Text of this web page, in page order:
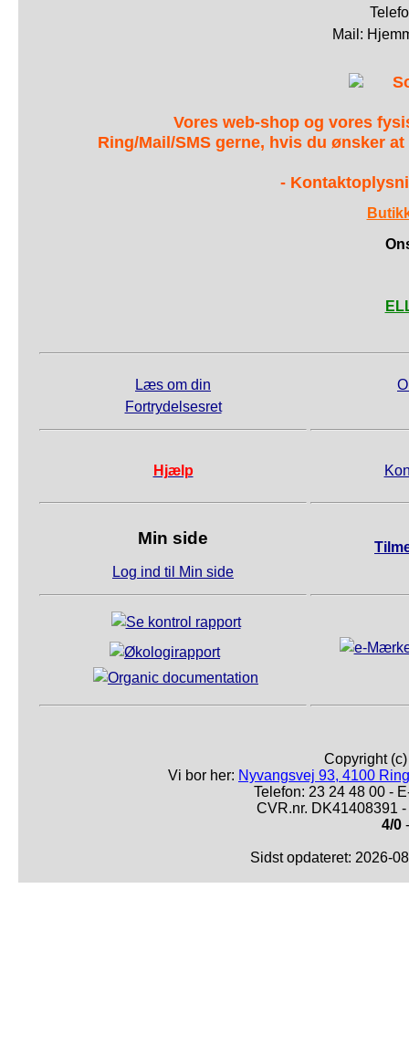
Mail:
Vores web-shop og vores
Ring/Mail/SMS gerne, hvis du ønsker
-
Læs om din
Fortrydelsesret
Hjælp
Min side
Log ind til Min side
Copyright
Vi bor her: Nyvangsvej 93, 4100
Telefon: 23 24 48 00 -
CVR.nr. DK41408391
4/0
Sidst opdateret: 2026-